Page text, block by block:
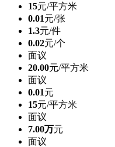
15元/平方米
0.01元/张
1.3元/件
0.02元/个
面议
20.00元/平方米
面议
0.01元
15元/平方米
面议
7.00万元
面议